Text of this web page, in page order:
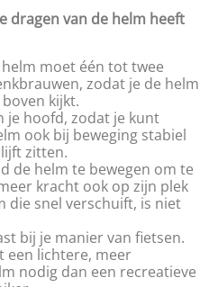
dragen van de helm heeft
moet één tot twee
zodat je de helm
kijkt.
je hoofd, zodat je kunt
ook bij beweging stabiel
zitten.
de helm te bewegen om te
kracht ook op zijn plek
die snel verschuift, is niet
bij je manier van fietsen.
een lichtere, meer
nodig dan een recreatieve